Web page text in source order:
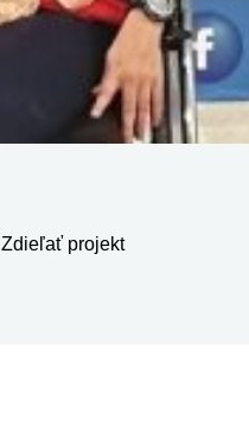
Zdieľať projekt